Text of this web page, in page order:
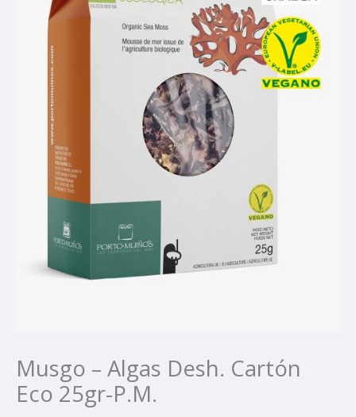
Musgo – Algas Desh. Cartón
Eco 25gr-P.M.